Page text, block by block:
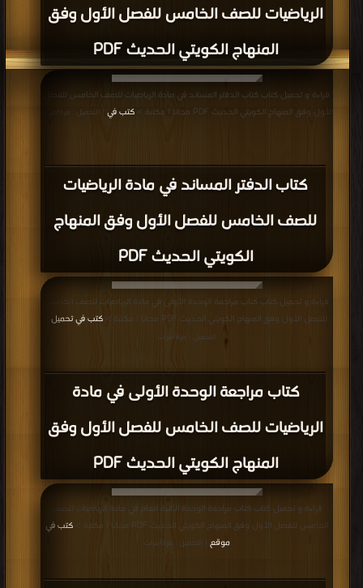
الرياضيات للصف الخامس للفصل الأول وفق
المنهاج الكويتي الحديث PDF
كتاب الدفتر المساند في مادة الرياضيات
للصف الخامس للفصل الأول وفق المنهاج
الكويتي الحديث PDF
قراءة و تحميل كتاب كتاب الدفتر المساند في مادة الرياضيات للصف الخامس للفصل
الأول وفق المنهاج الكويتي الحديث PDF مجانا | مكتبة >
كتب في | التحميل : مرة/مرات
كتاب مراجعة الوحدة الأولى في مادة
الرياضيات للصف الخامس للفصل الأول وفق
المنهاج الكويتي الحديث PDF
قراءة و تحميل كتاب كتاب مراجعة الوحدة الأولى في مادة الرياضيات للصف الخامس
للفصل الأول وفق المنهاج الكويتي الحديث PDF مجانا | مكتبة >
كتب في تحميل
التحميل : مرة/مرات
قراءة و تحميل كتاب كتاب مراجعة الوحدة الثانية للعام في مادة الرياضيات للصف
الخامس للفصل الأول وفق المنهاج الكويتي الحديث PDF مجانا | مكتبة >
كتب في
موقع
| التحميل : مرة/مرات